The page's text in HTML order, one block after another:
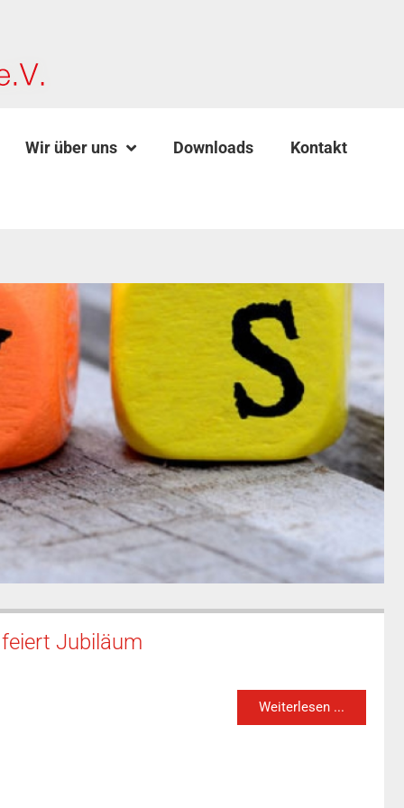
Wir über uns Downloads Kontakt
Jubiläum
Weiterlesen ...